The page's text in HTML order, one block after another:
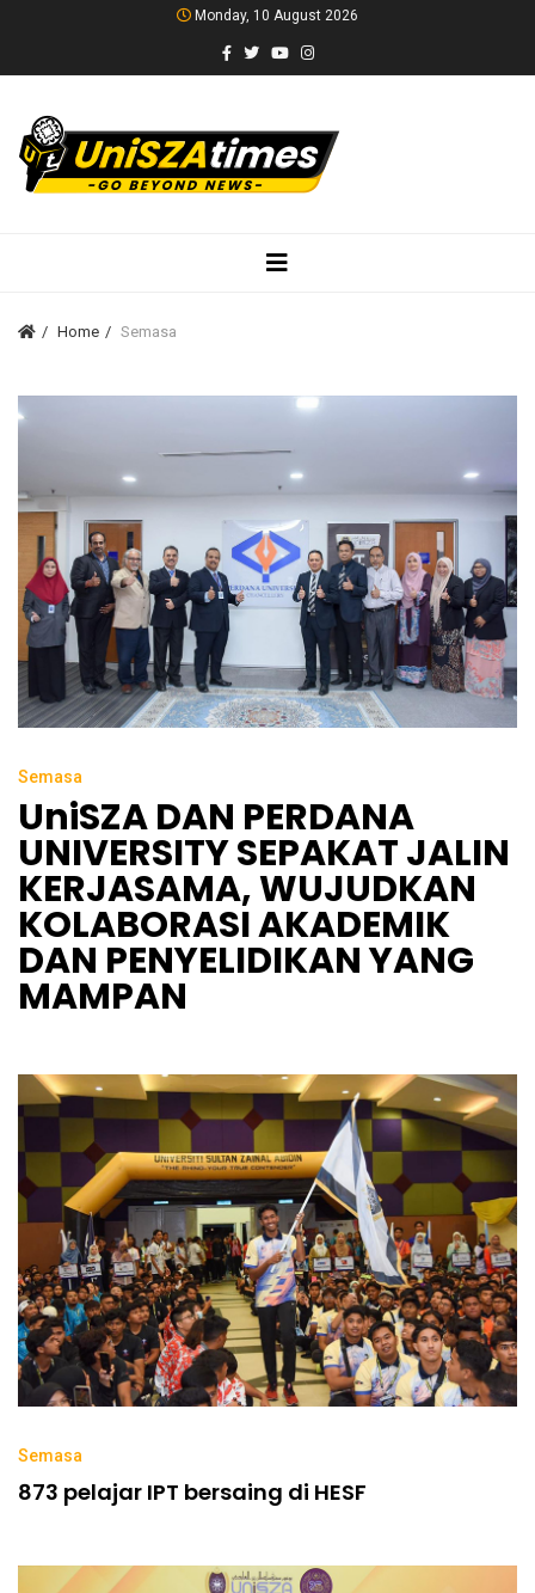
Monday, 10 August 2026
Home Semasa
Semasa
UniSZA DAN PERDANA
UNIVERSITY SEPAKAT JALIN
KERJASAMA, WUJUDKAN
KOLABORASI AKADEMIK
DAN PENYELIDIKAN YANG
MAMPAN
Semasa
873 pelajar IPT bersaing di HESF